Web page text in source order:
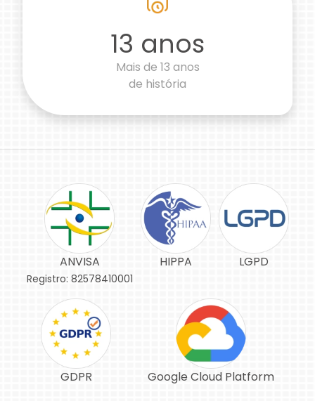
13 anos
Mais de 13 anos
de história
ANVISA
Registro: 82578410001
HIPPA LGPD
GDPR Google Cloud Platform